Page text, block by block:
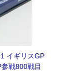
イギリスGP
戦800戦目